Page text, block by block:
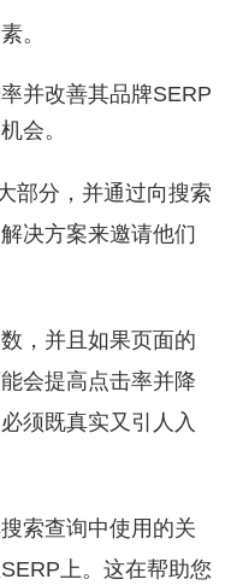
。
并改善其品牌SERP
会。
部分，并通过向搜索
决方案来邀请他们
，并且如果页面的
会提高点击率并降
须既真实又引人入
索查询中使用的关
上。这在帮助您